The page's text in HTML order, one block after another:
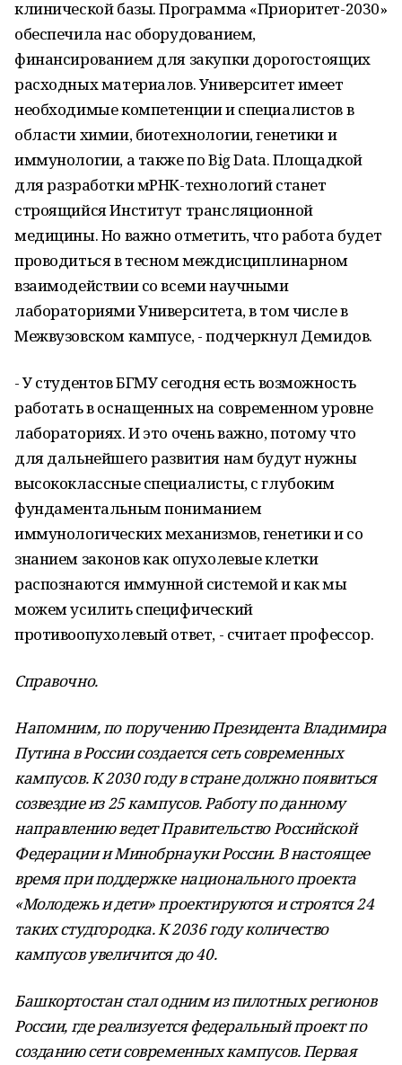
клинической базы. Программа «Приоритет-2030»
обеспечила нас оборудованием,
финансированием для закупки дорогостоящих
расходных материалов. Университет имеет
необходимые компетенции и специалистов в
области химии, биотехнологии, генетики и
иммунологии, а также по Big Data. Площадкой
для разработки мРНК-технологий станет
строящийся Институт трансляционной
медицины. Но важно отметить, что работа будет
проводиться в тесном междисциплинарном
взаимодействии со всеми научными
лабораториями Университета, в том числе в
Межвузовском кампусе, - подчеркнул Демидов.
- У студентов БГМУ сегодня есть возможность
работать в оснащенных на современном уровне
лабораториях. И это очень важно, потому что
для дальнейшего развития нам будут нужны
высококлассные специалисты, с глубоким
фундаментальным пониманием
иммунологических механизмов, генетики и со
знанием законов как опухолевые клетки
распознаются иммунной системой и как мы
можем усилить специфический
противоопухолевый ответ, - считает профессор.
Справочно.
Напомним, по поручению Президента Владимира
Путина в России создается сеть современных
кампусов. К 2030 году в стране должно появиться
созвездие из 25 кампусов. Работу по данному
направлению ведет Правительство Российской
Федерации и Минобрнауки России. В настоящее
время при поддержке национального проекта
«Молодежь и дети» проектируются и строятся 24
таких студгородка. К 2036 году количество
кампусов увеличится до 40.
Башкортостан стал одним из пилотных регионов
России, где реализуется федеральный проект по
созданию сети современных кампусов. Первая